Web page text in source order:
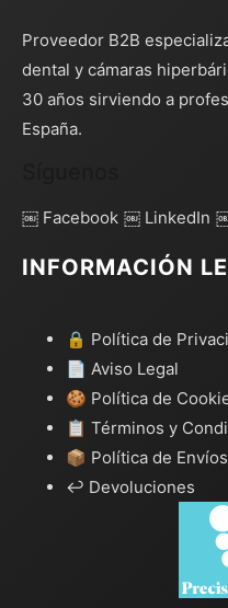
Proveedor B2B
dental y cámaras
30 años sirviendo a
España.
￼ Facebook ￼ LinkedIn
INFORMACIÓN
🔒 Política de
📄 Aviso Legal
🍪 Política de
📋 Términos y
📦 Política de Envíos
↩️ Devoluciones